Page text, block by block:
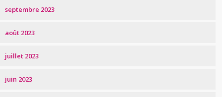
septembre 2023
août 2023
juillet 2023
juin 2023